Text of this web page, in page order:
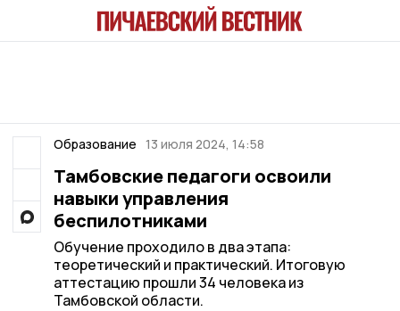
Образование 13 июля 2024, 14:58
Тамбовские педагоги освоили
навыки управления
беспилотниками
Обучение проходило в два этапа:
теоретический и практический. Итоговую
аттестацию прошли 34 человека из
Тамбовской области.